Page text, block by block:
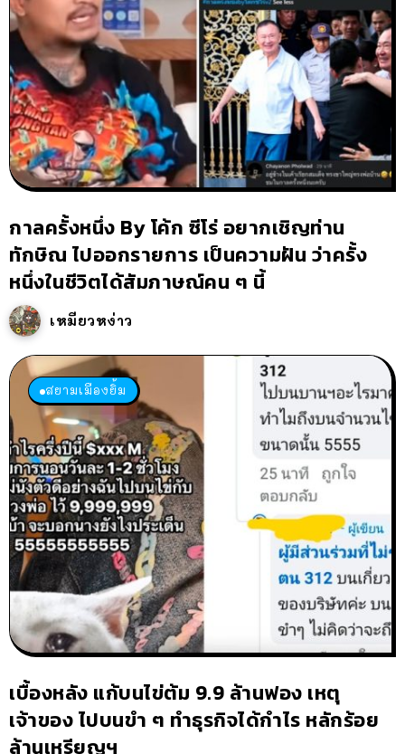
กาลครั้งหนึ่ง By โค้ก ซีโร่ อยากเชิญท่าน
ทักษิณ ไปออกรายการ เป็นความฝัน ว่าครั้ง
หนึ่งในชีวิตได้สัมภาษณ์คน ๆ นี้
เหมียวหง่าว
สยามเมืองยิ้ม
เบื้องหลัง แก้บนไข่ต้ม 9.9 ล้านฟอง เหตุ
เจ้าของ ไปบนขำ ๆ ทำธุรกิจได้กำไร หลักร้อย
ล้านเหรียญฯ